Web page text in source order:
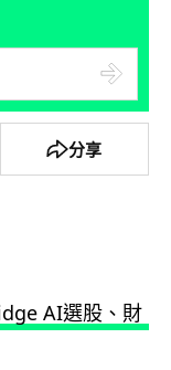
分享